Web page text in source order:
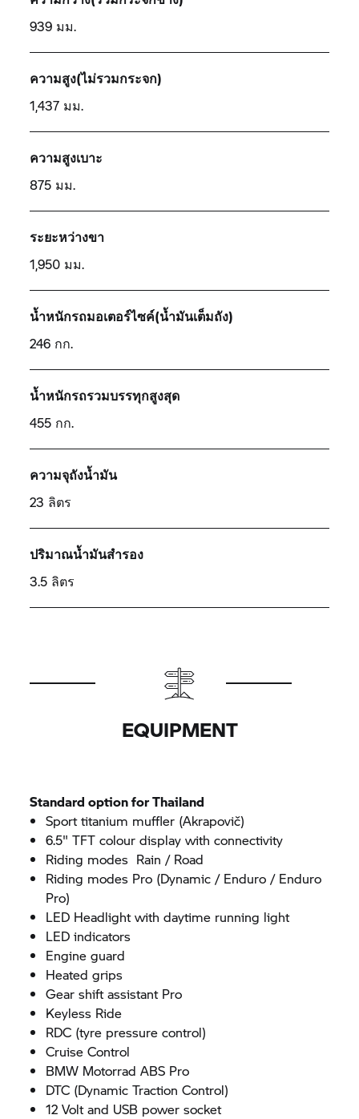
939 มม.
ความสูง(ไม่รวมกระจก)
1,437 มม.
ความสูงเบาะ
875 มม.
ระยะหว่างขา
1,950 มม.
น้ำหนักรถมอเตอร์ไซค์(น้ำมันเต็มถัง)
246 กก.
น้ำหนักรถรวมบรรทุกสูงสุด
455 กก.
ความจุถังน้ำมัน
23 ลิตร
ปริมาณน้ำมันสำรอง
3.5 ลิตร
EQUIPMENT
Standard option for Thailand
Sport titanium muffler (Akrapovič)
6.5" TFT colour display with connectivity
Riding modes Rain / Road
Riding modes Pro (Dynamic / Enduro / Enduro
Pro)
LED Headlight with daytime running light
LED indicators
Engine guard
Heated grips
Gear shift assistant Pro
Keyless Ride
RDC (tyre pressure control)
Cruise Control
BMW Motorrad ABS Pro
DTC (Dynamic Traction Control)
12 Volt and USB power socket